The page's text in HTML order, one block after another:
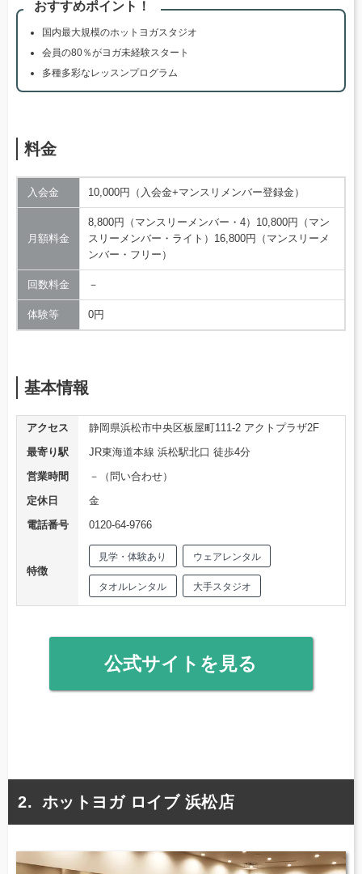
おすすめポイント！
国内最大規模のホットヨガスタジオ
会員の80％がヨガ未経験スタート
多種多彩なレッスンプログラム
料金
入会金 10,000円（入会金+マンスリメンバー登録金）
月額料金
8,800円（マンスリーメンバー・4）10,800円（マン
スリーメンバー・ライト）16,800円（マンスリーメ
ンバー・フリー）
回数料金 －
体験等 0円
基本情報
アクセス
静岡県浜松市中央区板屋町111-2 アクトプラザ2F
最寄り駅
JR東海道本線 浜松駅北口 徒歩4分
営業時間
－（問い合わせ）
定休日
金
電話番号
0120-64-9766
特徴
見学・体験あり ウェアレンタル
タオルレンタル 大手スタジオ
公式サイトを見る
ホットヨガ ロイブ 浜松店